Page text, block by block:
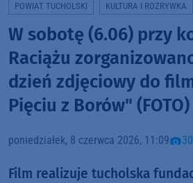
POWIAT TUCHOLSKI KULTURA I ROZRYWKA
W sobotę (6.06) przy
Raciążu
dzień zdjęciowy do
Pięciu z Borów" (FOTO)
poniedziałek, 8 czerwca 2026, 11:09 30
Film realizuje tucholska